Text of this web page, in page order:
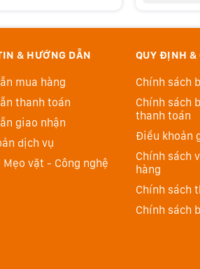
đồng đều trên toàn bộ khung hình
màn trập nào, thậm chí tối đa là 1/
sáng nhất định, như đèn huỳnh
hỗn hợp, máy ảnh A9 III đều xử lý
khắc nào
A9 III còn cung cấp các tính năng
vào bộ đệm khi nhấn nửa chừng nút
nút chụp những hình ảnh này sẽ
& HƯỚNG DẪN
mua hàng
thanh toán
giao nhận
dịch vụ
vặt - Công nghệ
QUY ĐỊNH &
Chính sách
Chính sách
thanh toán
Điều khoản
Chính sách
hàng
Chính sách
Chính sách